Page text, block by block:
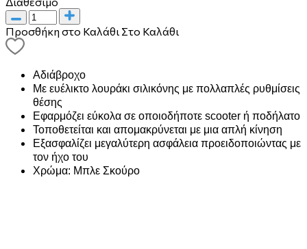
Προσθήκη στο Καλάθι Στο Καλάθι
Αδιάβροχο
Με ευέλικτο λουράκι σιλικόνης με πολλαπλές ρυθμίσεις
θέσης
Εφαρμόζει εύκολα σε οποιοδήποτε scooter ή ποδήλατο
Τοποθετείται και απομακρύνεται με μια απλή κίνηση
Εξασφαλίζει μεγαλύτερη ασφάλεια προειδοποιώντας με
τον ήχο του
Χρώμα: Μπλε Σκούρο